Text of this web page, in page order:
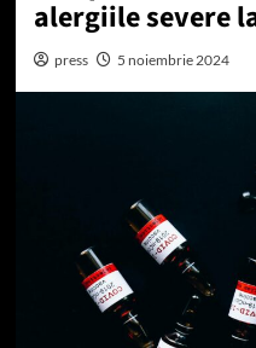
alergiile severe
press 5 noiembrie 2024